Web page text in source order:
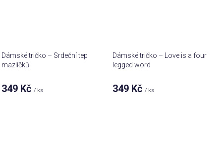
Dámské tričko – Srdeční tep
mazlíčků
349 Kč / ks
Dámské tričko – Love is a four
legged word
349 Kč / ks